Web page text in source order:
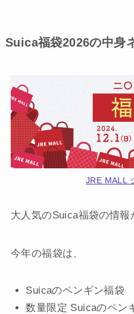
Suica福袋2026の中身
JRE MALL
大人気のSuica福袋の情報
今年の福袋は、
Suicaのペンギン福袋
数量限定 Suicaのペン